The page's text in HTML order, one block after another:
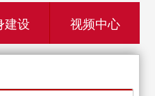
建设 视频中心